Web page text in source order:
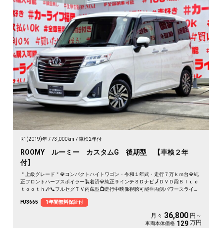
R1(2019)年 73,000km 車検2年付
ROOMY ルーミー カスタムG 後期型 【車検２年
付】
＂上級グレード＂💎コンパクトハイトワゴン・令和１年式・走行７万ｋｍ台💎純
正フロントハーフスポイラー装着済💎純正９インチＳＤナビ🗾ＤＶＤ📀Ｂｌｕｅ
ｔｏｏｔｈ🎶📞フルセグＴＶ内蔵型📺走行中映像視聴可能🌞両側パワースライド
アシスト搭載🌈ＬＥＤヘッドライト＆ＬＥＤフォグランプで夜間の視野性もバッ
FU3665 1年間無料保証付
月々 36,800 円～
車両本体価格 129 万円